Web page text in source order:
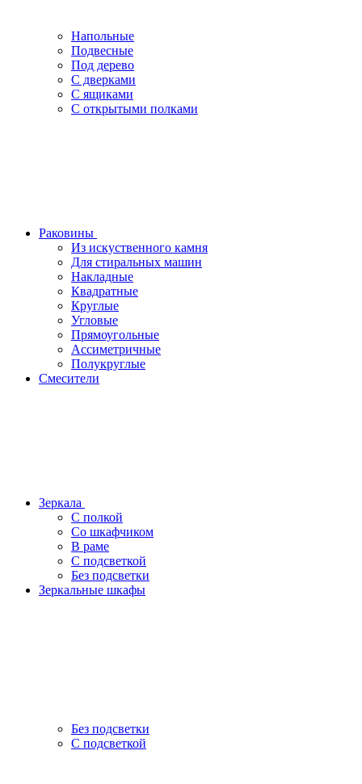
Напольные
Подвесные
Под дерево
С дверками
С ящиками
С открытыми полками
Раковины
Из искуственного камня
Для стиральных машин
Накладные
Квадратные
Круглые
Угловые
Прямоугольные
Ассиметричные
Полукруглые
Смесители
Зеркала
С полкой
Со шкафчиком
В раме
С подсветкой
Без подсветки
Зеркальные шкафы
Без подсветки
С подсветкой